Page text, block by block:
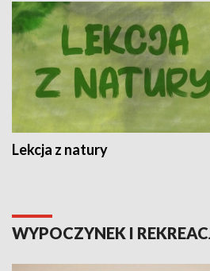
Lekcja z natury
WYPOCZYNEK I